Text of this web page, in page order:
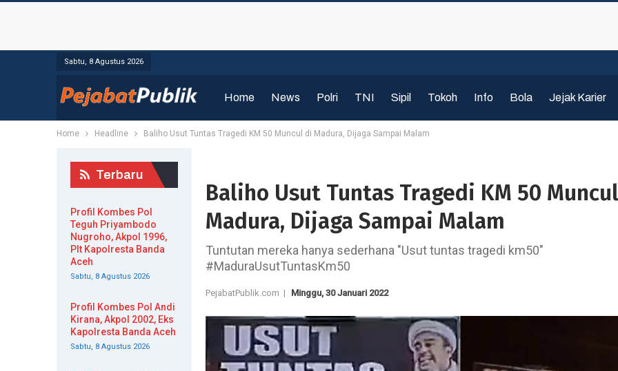
Sabtu, 8 Agustus 2026
Home News Polri TNI Sipil Tokoh Info Bola Jejak Karier
Home Headline Baliho Usut Tuntas Tragedi KM 50 Muncul di Madura, Dijaga Sampai Malam
Baliho Usut Tuntas Tragedi KM 50
Madura, Dijaga Sampai Malam
Tuntutan mereka hanya sederhana "Usut tuntas tragedi km50"
#MaduraUsutTuntasKm50
PejabatPublik.com | Minggu, 30 Januari 2022
Terbaru
Profil Kombes Pol
Teguh Priyambodo
Nugroho, Akpol 1996,
Plt Kapolresta Banda
Aceh
Sabtu, 8 Agustus 2026
Profil Kombes Pol Andi
Kirana, Akpol 2002, Eks
Kapolresta Banda Aceh
Sabtu, 8 Agustus 2026